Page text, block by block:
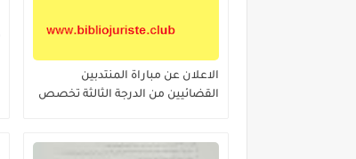
الاعلان عن مباراة المنتدبين
القضائيين من الدرجة الثالثة تخصص